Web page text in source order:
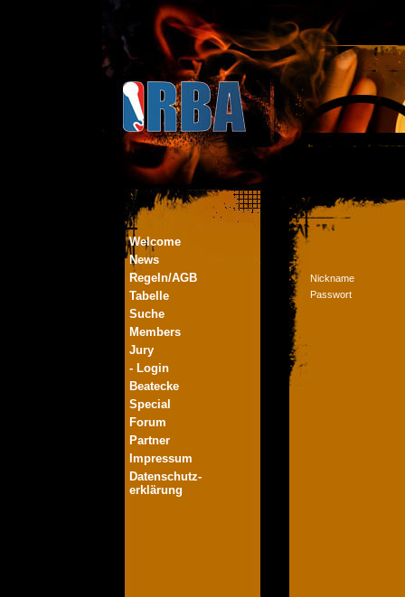
Welcome
News
Regeln/AGB
Tabelle
Suche
Members
Jury
- Login
Beatecke
Special
Forum
Partner
Impressum
Datenschutz-
erklärung
Nickname
Passwort